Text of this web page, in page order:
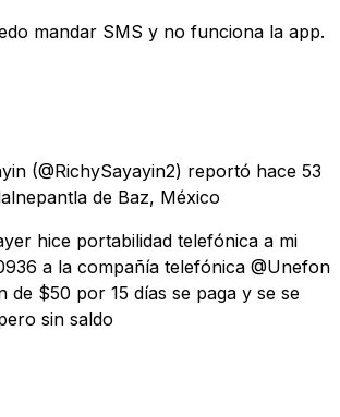
mandar SMS y no funciona la app.
(@RichySayayin2) reportó hace 53
de Baz, México
hice portabilidad telefónica a mi
a la compañía telefónica @Unefon
de $50 por 15 días se paga y se se
sin saldo